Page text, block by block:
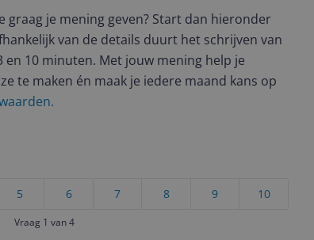
je mening geven? Start dan hieronder
van de details duurt het schrijven van
10 minuten. Met jouw mening help je
te maken én maak je iedere maand kans op
10
9
8
7
6
5
Vraag 1 van 4